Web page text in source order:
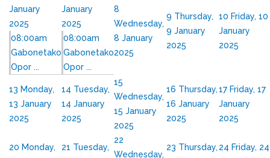
January
2025
08:00am
Gabonetako
Opor ...
January
2025
08:00am
Gabonetako
Opor ...
8
Wednesday,
8 January
2025
9 Thursday,
9 January
2025
10 Friday, 10
January
2025
13 Monday,
13 January
2025
14 Tuesday,
14 January
2025
15
Wednesday,
15 January
2025
16 Thursday,
16 January
2025
17 Friday, 17
January
2025
20 Monday,
21 Tuesday,
22
Wednesday,
23 Thursday, 24 Friday, 24